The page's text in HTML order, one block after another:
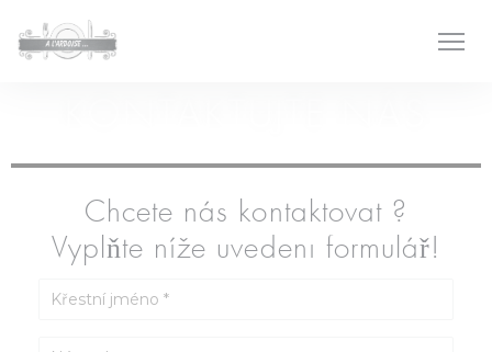
Chcete nás kontaktovat ?
Vyplňte níže uvedený formulář!